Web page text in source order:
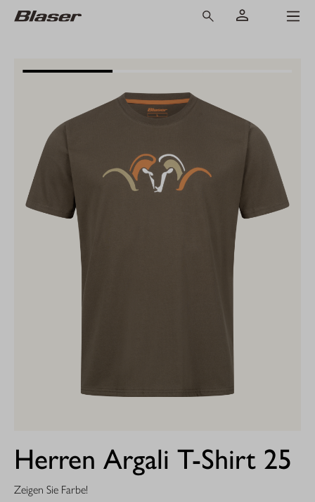
Herren Argali T-Shirt 25
Zeigen Sie Farbe!